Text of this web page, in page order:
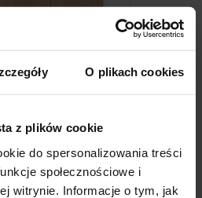
O plikach cookies
z plików cookie
do spersonalizowania treści
społecznościowe i
witrynie. Informacje o tym, jak
Cokół